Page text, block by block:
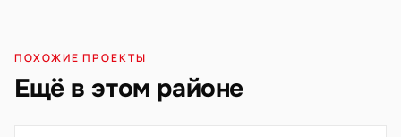
ПОХОЖИЕ ПРОЕКТЫ
Ещё в этом районе